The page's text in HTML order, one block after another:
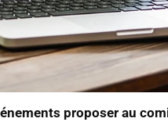
proposer au